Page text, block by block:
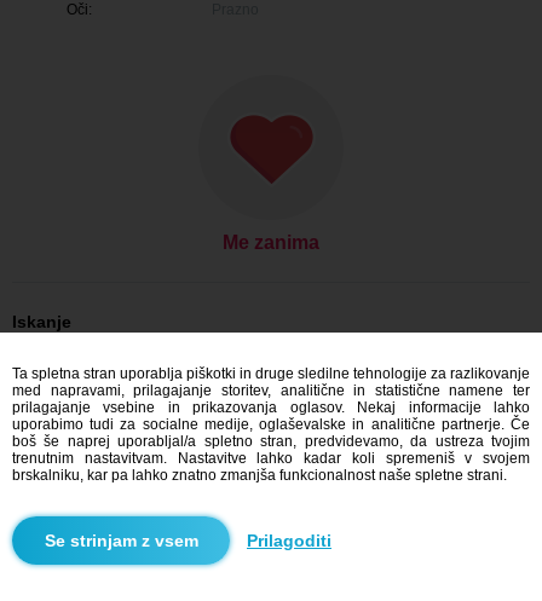
Oči:
Me zanima
Iskanje
On išče njo: Moški, 22
On išče njo: Moški, 22 - Morocco
Zmenkovati Morocco
Ta spletna stran uporablja piškotki in druge sledilne tehnologije za razlikovanje
med napravami, prilagajanje storitev, analitične in statistične namene ter
prilagajanje vsebine in prikazovanja oglasov. Nekaj informacije lahko
uporabimo tudi za socialne medije, oglaševalske in analitične partnerje. Če
boš še naprej uporabljal/a spletno stran, predvidevamo, da ustreza tvojim
trenutnim nastavitvam. Nastavitve lahko kadar koli spremeniš v svojem
brskalniku, kar pa lahko znatno zmanjša funkcionalnost naše spletne strani.
Prilagoditi